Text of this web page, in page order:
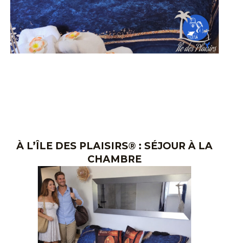
À L’ÎLE DES PLAISIRS® : SÉJOUR À LA
CHAMBRE